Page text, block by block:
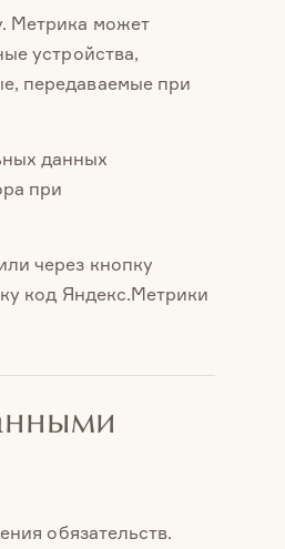
Метрика может
устройства,
передаваемые при
данных
при
через кнопку
код Яндекс.Метрики
обязательств.